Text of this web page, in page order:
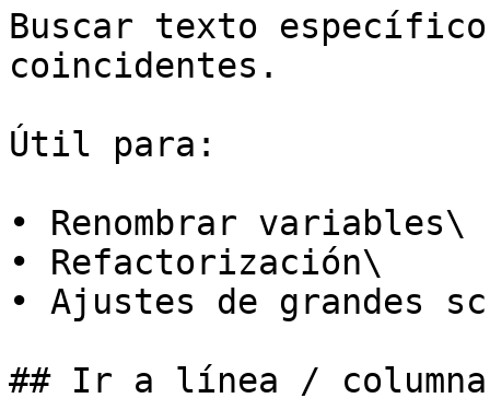
Buscar texto
coincidentes.
Útil para:
• Renombrar variables\
• Refactorización\
• Ajustes de grandes
## Ir a línea /